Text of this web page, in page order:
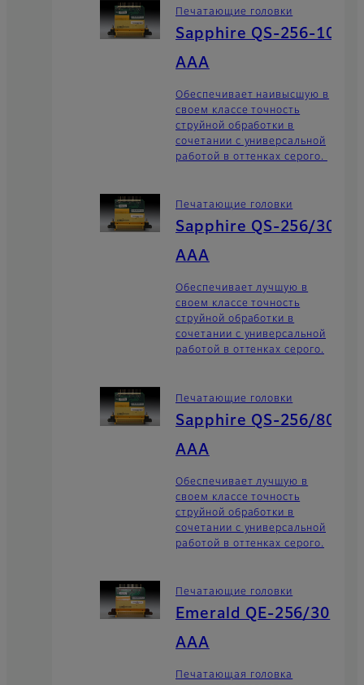
Печатающие головки
Sapphire QS-256-10
AAA
Обеспечивает наивысшую в
своем классе точность
струйной обработки в
сочетании с универсальной
работой в оттенках серого.
Печатающие головки
Sapphire QS-256/30
AAA
Обеспечивает лучшую в
своем классе точность
струйной обработки в
сочетании с универсальной
работой в оттенках серого.
Печатающие головки
Sapphire QS-256/80
AAA
Обеспечивает лучшую в
своем классе точность
струйной обработки в
сочетании с универсальной
работой в оттенках серого.
Печатающие головки
Emerald QE-256/30
AAA
Печатающая головка